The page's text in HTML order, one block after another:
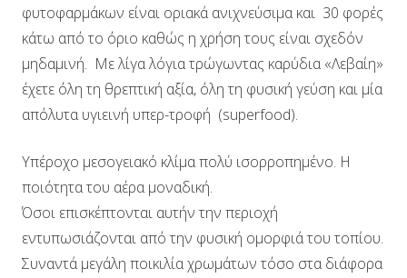
φυτοφαρμάκων είναι οριακά ανιχνεύσιμα και 30 φορές
κάτω από το όριο καθώς η χρήση τους είναι σχεδόν
μηδαμινή. Με λίγα λόγια τρώγωντας καρύδια «Λεβαίη»
έχετε όλη τη θρεπτική αξία, όλη τη φυσική γεύση και μία
απόλυτα υγιεινή υπερ-τροφή (superfood).
Υπέροχο μεσογειακό κλίμα πολύ ισορροπημένο. Η
ποιότητα του αέρα μοναδική.
Όσοι επισκέπτονται αυτήν την περιοχή
εντυπωσιάζονται από την φυσική ομορφιά του τοπίου.
Συναντά μεγάλη ποικιλία χρωμάτων τόσο στα διάφορα